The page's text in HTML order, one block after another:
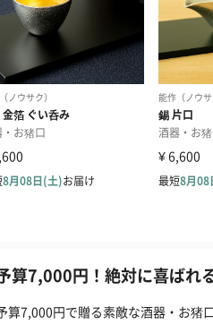
算7,000円！絶対に喜ばれ
算7,000円で贈る素敵な酒器・お猪